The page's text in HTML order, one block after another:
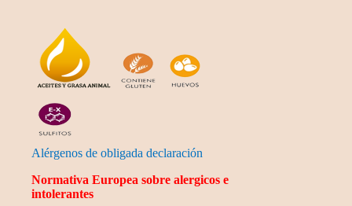
Alérgenos de obligada declaración
Normativa Europea sobre alergicos e
intolerantes